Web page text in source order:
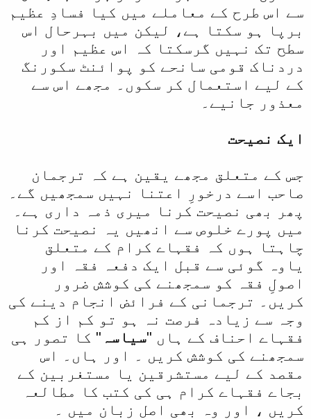
سے اس طرح کے معاملے میں کیا فسادِ عظیم
برپا ہو سکتا ہے، لیکن میں بہرحال اس
سطح تک نہیں گرسکتا کہ اس عظیم اور
دردناک قومی سانحے کو پوائنٹ سکورنگ
کے لیے استعمال کر سکوں۔ مجھے اس سے
معذور جانیے۔
ایک نصیحت
جس کے متعلق مجھے یقین ہے کہ ترجمان
صاحب اسے درخورِ اعتنا نہیں سمجھیں گے۔
پھر بھی نصیحت کرنا میری ذمہ داری ہے۔
میں پورے خلوص سے انھیں یہ نصیحت کرنا
چاہتا ہوں کہ فقہاے کرام کے متعلق
یاوہ گوئی سے قبل ایک دفعہ فقہ اور
اصولِ فقہ کو سمجھنے کی کوشش ضرور
کریں۔ ترجمانی کے فرائض انجام دینے کی
وجہ سے زیادہ فرصت نہ ہو تو کم از کم
فقہاے احناف کے ہاں "سیاسہ " کا تصور ہی
سمجھنے کی کوشش کریں ۔ اور ہاں۔ اس
مقصد کے لیے مستشرقین یا مستغربین کے
بجاے فقہاے کرام ہی کی کتب کا مطالعہ
کریں ، اور وہ بھی اصل زبان میں ۔